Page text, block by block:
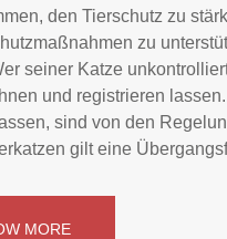
den Tierschutz zu
zu
seiner Katze
und registrieren
sind von den
gilt eine
MORE